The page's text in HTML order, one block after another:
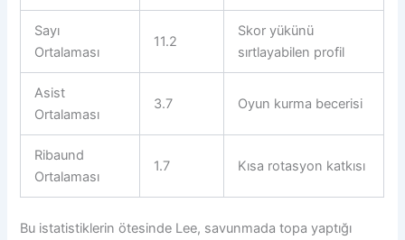
Sayı
Ortalaması
11.2
Skor yükünü
sırtlayabilen profil
Asist
Ortalaması
3.7 Oyun kurma becerisi
Ribaund
Ortalaması
1.7 Kısa rotasyon katkısı
Bu istatistiklerin ötesinde Lee, savunmada topa yaptığı